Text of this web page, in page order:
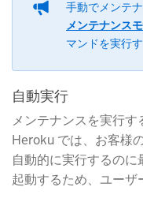
手動でメンテ
メンテナンス
マンドを実行
自動実行
メンテナンスを実行
Heroku では、お客様
自動的に実行するの
起動するため、ユー